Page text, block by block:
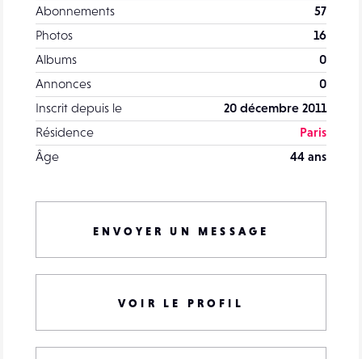
Abonnements
57
Photos
16
Albums
0
Annonces
0
Inscrit depuis le
20 décembre 2011
Résidence
Paris
Âge
44 ans
ENVOYER UN MESSAGE
VOIR LE PROFIL